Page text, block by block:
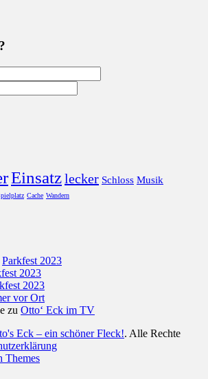
Einsatzlecker Schloss Musik
Cache Wandern
Parkfest 2023
2023
2023
vor Ort
zu Otto‘ Eck im TV
Eck – ein schöner Fleck!. Alle Rechte
Themes